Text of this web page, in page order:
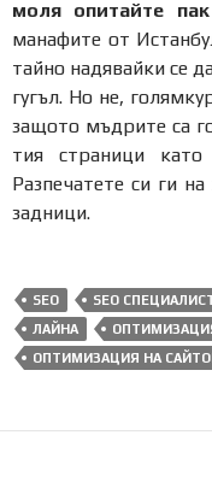
моля опитайте
манафите от
тайно надявайки се
гугъл. Но не,
защото мъдрите са
тия страници
Разпечатете си ги
задници.
SEO SEO
ЛАЙНА
ОПТИМИЗАЦИЯ НА